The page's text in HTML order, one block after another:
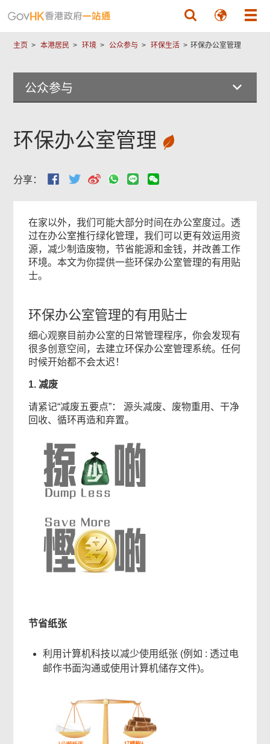
主页 本港居民 环境 公众参与 环保生活 环保办公室管理
公众参与
环保办公室管理
分享：
在家以外，我们可能大部分时间在办公室度过。透
过在办公室推行绿化管理，我们可以更有效运用资
源，减少制造废物，节省能源和金钱，并改善工作
环境。本文为你提供一些环保办公室管理的有用贴
士。
环保办公室管理的有用贴士
细心观察目前办公室的日常管理程序，你会发现有
很多创意空间，去建立环保办公室管理系统。任何
时候开始都不会太迟！
1. 减废
请紧记“减废五要点”： 源头减废、废物重用、干净
回收、循环再造和弃置。
节省纸张
利用计算机科技以减少使用纸张 (例如 : 透过电
邮作书面沟通或使用计算机储存文件)。